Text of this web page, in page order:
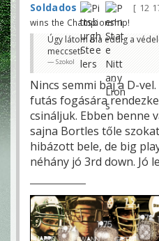
Soldados 12
wins the Championship!
Úgy látom ma eddig a
meccset!
Szokol
Nincs semmi baj a D-
futás fogására
csináljuk. Ebben benne
sajna Bortles tőle
hibázott bele, de big
néhány jó 3rd down. Jó